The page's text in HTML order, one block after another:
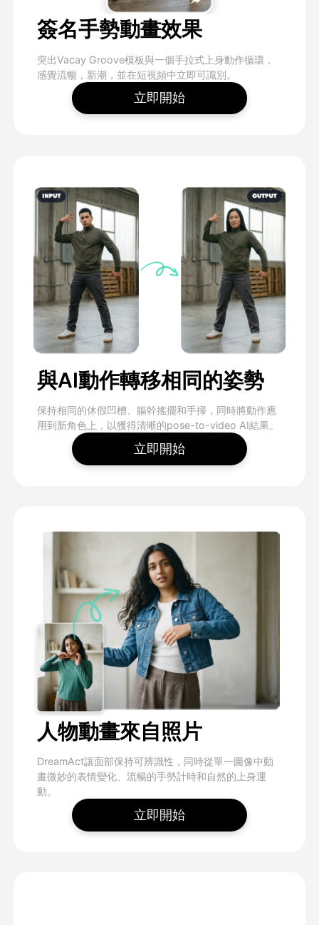
簽名手勢動畫效果
突出Vacay Groove模板與一個手拉式上身動作循環，
感覺流暢，新潮，並在短視頻中立即可識別。
立即開始
與AI動作轉移相同的姿勢
保持相同的休假凹槽、軀幹搖擺和手掃，同時將動作應
用到新角色上，以獲得清晰的pose-to-video AI結果。
立即開始
人物動畫來自照片
DreamAct讓面部保持可辨識性，同時從單一圖像中動
畫微妙的表情變化、流暢的手勢計時和自然的上身運
動。
立即開始